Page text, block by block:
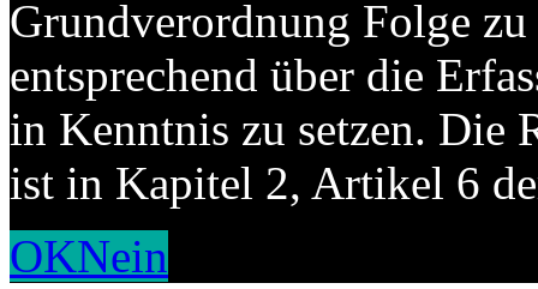
Grundverordnung Folge
entsprechend über die
in Kenntnis zu setzen. Die
ist in Kapitel 2, Artikel 6
OKNein